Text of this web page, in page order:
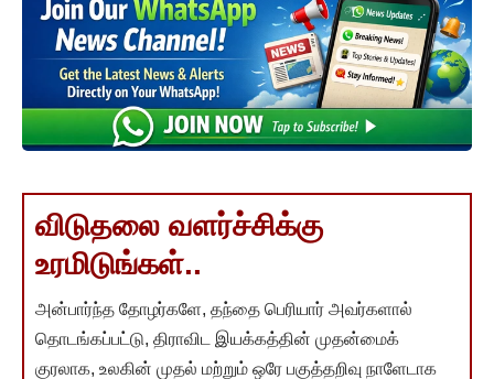
விடுதலை வளர்ச்சிக்கு
உரமிடுங்கள்..
அன்பார்ந்த தோழர்களே, தந்தை பெரியார் அவர்களால்
தொடங்கப்பட்டு, திராவிட இயக்கத்தின் முதன்மைக்
குரலாக, உலகின் முதல் மற்றும் ஒரே பகுத்தறிவு நாளேடாக